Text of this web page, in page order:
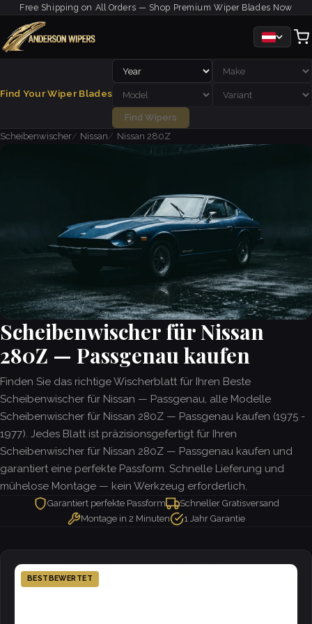
Free Shipping on All Orders — Shop Premium Wiper Blades Now
Find Your Wiper Blades
Find Wipers
Scheibenwischer
Nissan Nissan 280Z
Scheibenwischer für Nissan
280Z — Passgenau kaufen
Finden Sie das richtige Wischerblatt für Ihren Beste
Scheibenwischer für Nissan — Passgenau, alle Modelle
Scheibenwischer für Nissan 280Z — Passgenau kaufen (1975 -
1977). Jedes Blatt ist präzisionsgefertigt für Ihren
Scheibenwischer für Nissan 280Z — Passgenau kaufen und
garantiert eine perfekte Passform. Schnelle Lieferung und
mühelose Montage — kein Werkzeug erforderlich.
Garantiert perfekte Passform
Schneller Gratisversand
Montage in 2 Minuten
1 Jahr Garantie
BESTBEWERTET